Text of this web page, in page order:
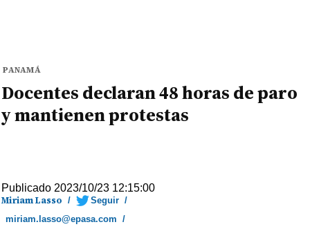
PANAMÁ
Docentes declaran 48 horas de paro
y mantienen protestas
Publicado 2023/10/23 12:15:00
Miriam Lasso / Seguir /
miriam.lasso@epasa.com /